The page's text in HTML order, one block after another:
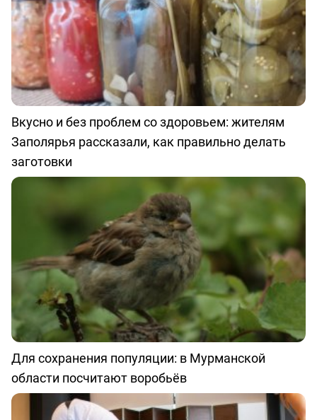
Вкусно и без проблем со здоровьем: жителям
Заполярья рассказали, как правильно делать
заготовки
Для сохранения популяции: в Мурманской
области посчитают воробьёв